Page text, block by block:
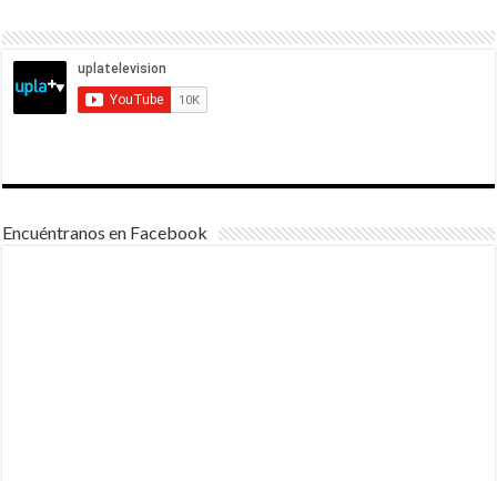
Encuéntranos en Facebook